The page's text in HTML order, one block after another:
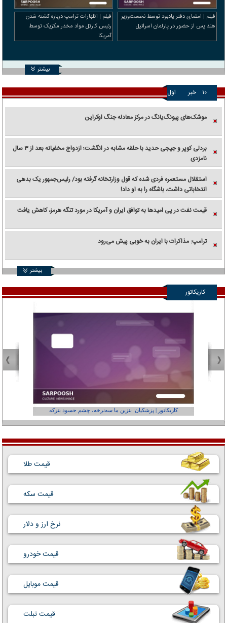
فیلم | امضای دفتر یادبود توسط نخست‌وزیر
هند پس از حضور در پارلمان اسرائیل
فیلم | اظهارات ترامپ درباره کشته شدن
رئیس کارتل مواد مخدر مکزیک توسط
آمریکا
بیشتر
۱۰ خبر اول
موشک‌های پیونگ‌یانگ در مرکز معادله جنگ اوکراین
بردلی کوپر و جیجی حدید با حلقه‌ مشابه در انگشت؛ ازدواج مخفیانه بعد از ۳ سال
نامزدی
استقلال مستعمره فردی شده که قول وزارتخانه گرفته بود/ رئیس‌جمهور یک بدهی
انتخاباتی داشت، باشگاه را به او داد!
قیمت نفت در پی امیدها به توافق ایران و آمریکا در مورد تنگه هرمز، کاهش یافت
ترامپ: مذاکرات با ایران به خوبی پیش می‌رود
بیشتر
کاریکاتور
کاریکاتور | پزشکیان: بنزین ما سه‌نرخه، چشم حسود بترکه
قیمت طلا
قیمت سکه
نرخ ارز و دلار
قیمت خودرو
قیمت موبایل
قیمت تبلت